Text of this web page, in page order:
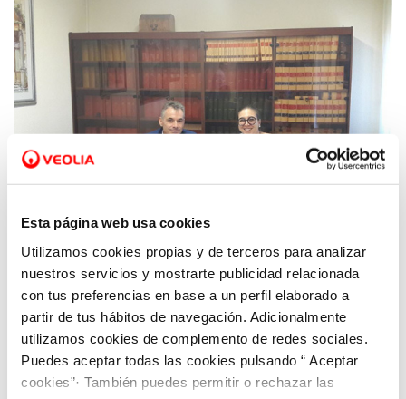
Esta página web usa cookies
Utilizamos cookies propias y de terceros para analizar
nuestros servicios y mostrarte publicidad relacionada
con tus preferencias en base a un perfil elaborado a
partir de tus hábitos de navegación. Adicionalmente
utilizamos cookies de complemento de redes sociales.
Puedes aceptar todas las cookies pulsando “ Aceptar
cookies”· También puedes permitir o rechazar las
07 NOV 2018
Aquona gestionará el servicio municipal de
agua y alcantarillado en Lerma (burgos)
hasta octubre de 2028